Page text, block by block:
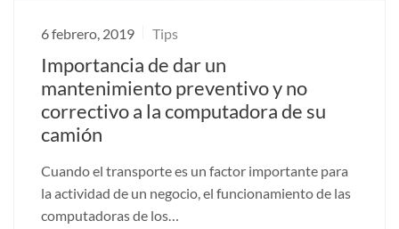
6 febrero, 2019 Tips
Importancia de dar un
mantenimiento preventivo y no
correctivo a la computadora de su
camión
Cuando el transporte es un factor importante para
la actividad de un negocio, el funcionamiento de las
computadoras de los…